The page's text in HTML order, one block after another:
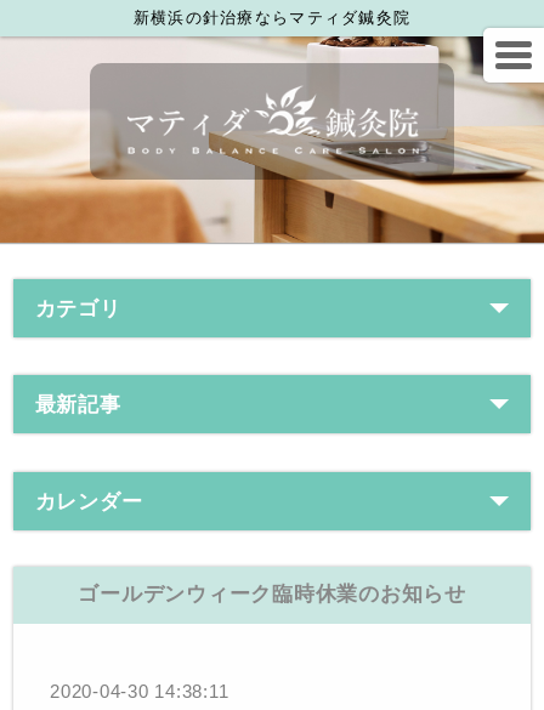
新横浜の針治療ならマティダ鍼灸院
カテゴリ
最新記事
カレンダー
ゴールデンウィーク臨時休業のお知らせ
2020-04-30 14:38:11